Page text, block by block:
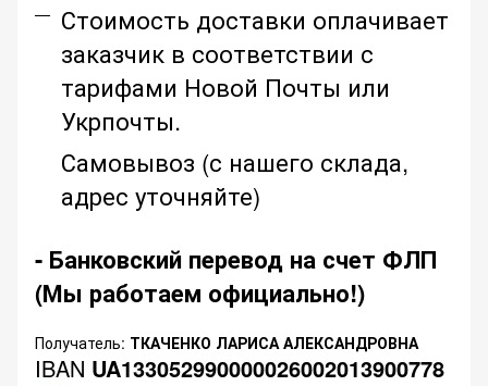
Стоимость доставки оплачивает
заказчик в соответствии с
тарифами Новой Почты или
Укрпочты.
Самовывоз (с нашего склада,
адрес уточняйте)
- Банковский перевод на счет ФЛП
(Мы работаем официально!)
Получатель: ТКАЧЕНКО ЛАРИСА АЛЕКСАНДРОВНА
IBAN UA133052990000026002013900778